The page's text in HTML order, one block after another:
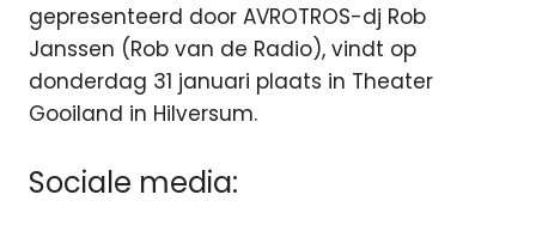
gepresenteerd door AVROTROS-dj Rob
Janssen (Rob van de Radio), vindt op
donderdag 31 januari plaats in Theater
Gooiland in Hilversum.
Sociale media: